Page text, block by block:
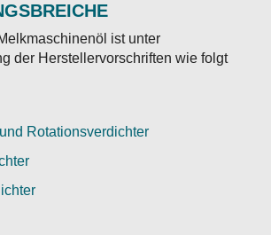
ist unter
der Herstellervorschriften wie folgt
Rotationsverdichter